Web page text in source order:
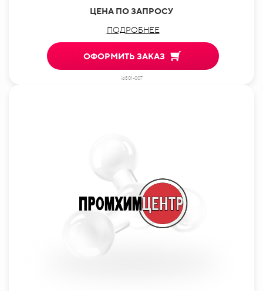
ЦЕНА ПО ЗАПРОСУ
ПОДРОБНЕЕ
ОФОРМИТЬ ЗАКАЗ
id801-007